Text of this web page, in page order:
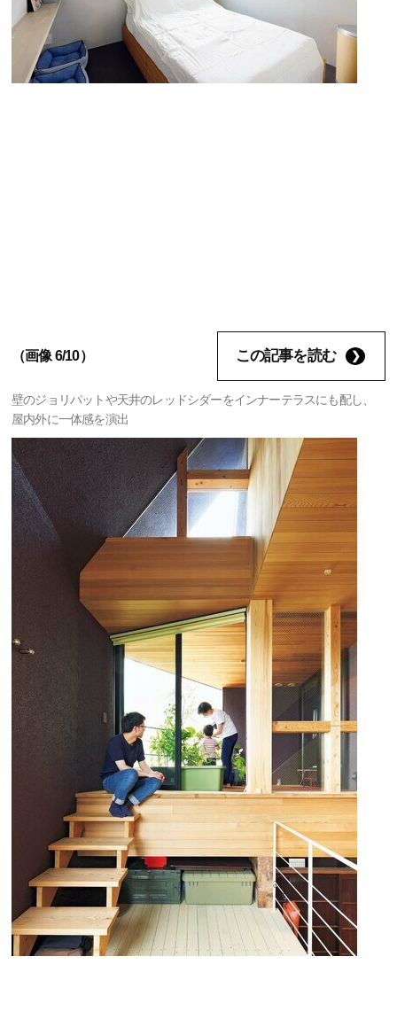
（画像 6/10） この記事を読む
壁のジョリパットや天井のレッドシダーをインナーテラスにも配し、
屋内外に一体感を演出